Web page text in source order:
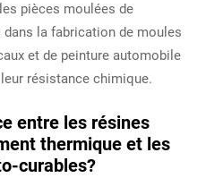
pièces moulées de
la fabrication de moules
et de peinture automobile
résistance chimique.
entre les résines
thermique et les
curables?